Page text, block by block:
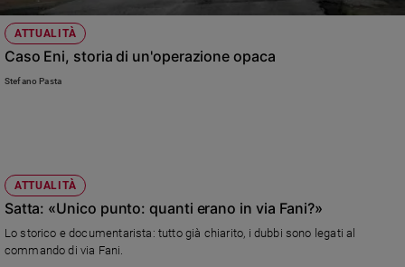
ATTUALITÀ
Caso Eni, storia di un'operazione opaca
Stefano Pasta
ATTUALITÀ
Satta: «Unico punto: quanti erano in via Fani?»
Lo storico e documentarista: tutto già chiarito, i dubbi sono legati al
commando di via Fani.